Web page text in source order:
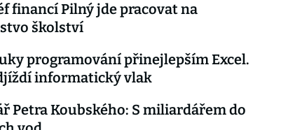
financí Pilný jde pracovat na
školství
programování přinejlepším Excel.
informatický vlak
Petra Koubského: S miliardářem do